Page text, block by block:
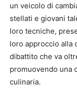
un veicolo di
stellati e giovani
loro tecniche,
loro approccio alla
dibattito che va
promuovendo una
culinaria.